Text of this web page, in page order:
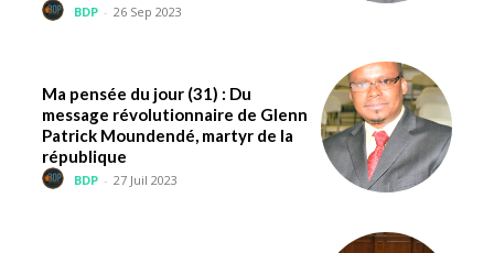
BDP - 26 Sep 2023
Ma pensée du jour (31) : Du
message révolutionnaire de Glenn
Patrick Moundendé, martyr de la
république
BDP - 27 Juil 2023